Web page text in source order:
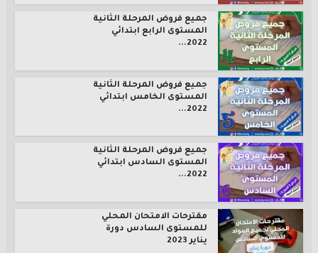
جميع فروض المرحلة الثانية
المستوى الرابع ابتدائي
2022...
جميع فروض المرحلة الثانية
المستوى الخامس ابتدائي
2022...
جميع فروض المرحلة الثانية
المستوى السادس ابتدائي
2022...
مقترحات الامتحان المحلي
للمستوى السادس دورة
يناير 2023